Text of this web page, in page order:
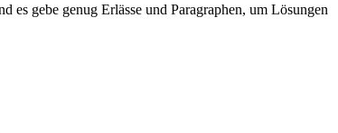
es gebe genug Erlässe und Paragraphen, um Lösungen